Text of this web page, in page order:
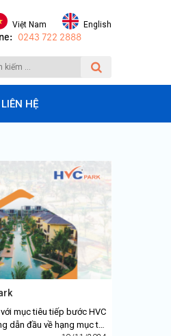
Việt Nam English
0243 722 2888
LIÊN HỆ
mục tiêu tiếp bước HVC
dẫn đầu về hạng mục tư